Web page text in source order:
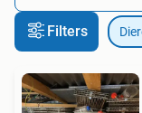
Filters